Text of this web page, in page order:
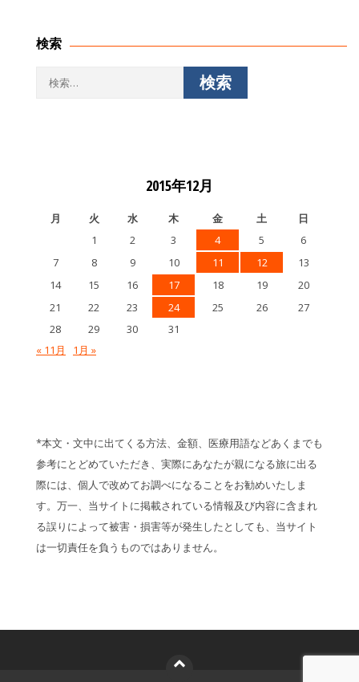
検索
2015年12月
月 火 水 木 金 土
日
1
2 3 4 5
6
7
8 9 10 11 12
13
14
15 16 17 18 19
20
21
22 23 24 25 26
27
28
29 30
31
« 11月
1月 »
*本文・文中に出てくる方法、金額、医療用語などあくまでも
参考にとどめていただき、実際にあなたが親になる旅に出る
際には、個人で改めてお調べになることをお勧めいたしま
す。万一、当サイトに掲載されている情報及び内容に含まれ
る誤りによって被害・損害等が発生したとしても、当サイト
は一切責任を負うものではありません。